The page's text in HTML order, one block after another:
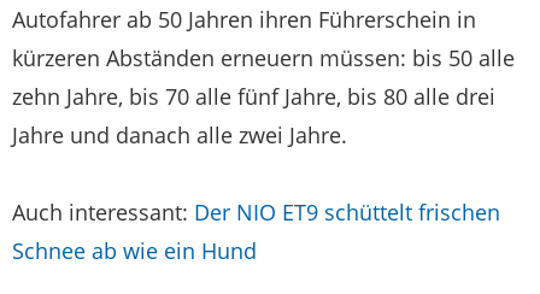
Autofahrer ab 50 Jahren ihren Führerschein in
kürzeren Abständen erneuern müssen: bis 50 alle
zehn Jahre, bis 70 alle fünf Jahre, bis 80 alle drei
Jahre und danach alle zwei Jahre.
Auch interessant: Der NIO ET9 schüttelt frischen
Schnee ab wie ein Hund